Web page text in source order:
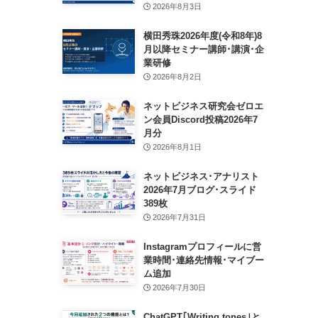
2026年8月3日
横田秀珠2026年度(令和8年)8
月以降セミナー講師･講演･企
業研修
2026年8月2日
ネットビジネス研究会ゼロエ
ン会員Discord投稿2026年7
月分
2026年8月1日
ネットビジネス･アナリスト
2026年7月ブログ･スライド
389枚
2026年7月31日
Instagramプロフィールに営
業時間･連絡先情報･マイブー
ム追加
2026年7月30日